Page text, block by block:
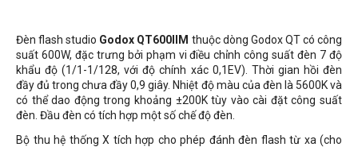
Đèn flash studio Godox QT600IIM thuộc dòng Godox QT có công
suất 600W, đặc trưng bởi phạm vi điều chỉnh công suất đèn 7 độ
khẩu độ (1/1-1/128, với độ chính xác 0,1EV). Thời gian hồi đèn
đầy đủ trong chưa đầy 0,9 giây. Nhiệt độ màu của đèn là 5600K và
có thể dao động trong khoảng ±200K tùy vào cài đặt công suất
đèn. Đầu đèn có tích hợp một số chế độ đèn.
Bộ thu hệ thống X tích hợp cho phép đánh đèn flash từ xa (cho